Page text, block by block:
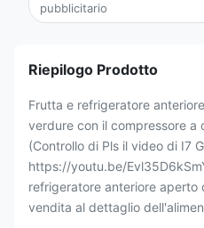
pubblicitario
Riepilogo Prodotto
Frutta e refrigeratore
verdure con il compressore a
(Controllo di Pls il video di I7
https://youtu.be/
refrigeratore anteriore aperto
vendita al dettaglio